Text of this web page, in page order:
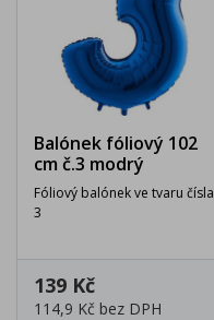
Balónek fóliový 102
cm č.3 modrý
Fóliový balónek ve tvaru čísla
3
139 Kč
114,9 Kč bez DPH